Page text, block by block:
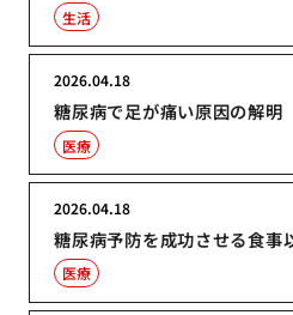
生活
糖尿病で足が痛い原因の解明
2026.04.18
医療
糖尿病予防を成功させる食事
2026.04.18
医療